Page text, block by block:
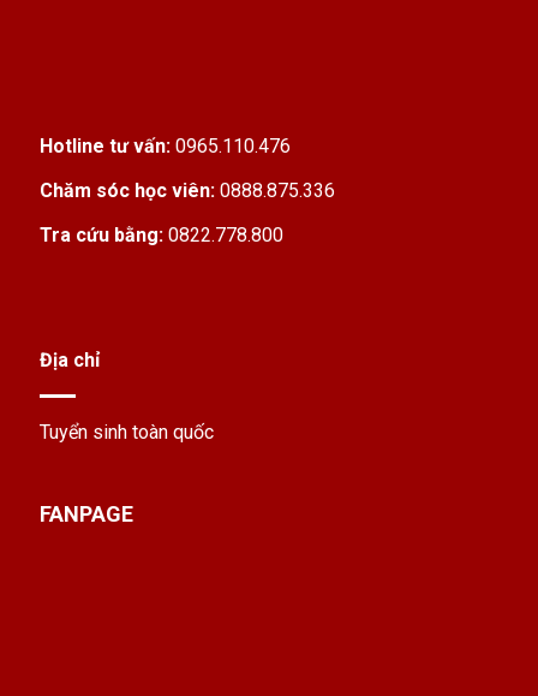
Hotline tư vấn: 0965.110.476
Chăm sóc học viên: 0888.875.336
Tra cứu bằng: 0822.778.800
Địa chỉ
Tuyển sinh toàn quốc
FANPAGE